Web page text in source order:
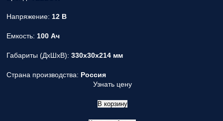
Напряжение: 12 В
Емкость: 100 Ач
Габариты (ДxШxВ): 330x30x214 мм
Страна производства: Россия
Узнать цену
В корзину